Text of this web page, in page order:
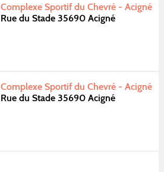
Complexe Sportif du Chevré - Acigné
Rue du Stade 35690 Acigné
Complexe Sportif du Chevré - Acigné
Rue du Stade 35690 Acigné